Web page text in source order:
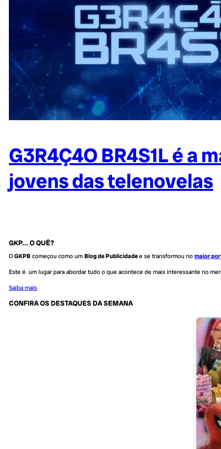
G3R4Ç4O BR4S1L é a
jovens das telenovelas
GKP... O QUÊ?
OGKPBcomeçou como umBlog de Publicidadee se transformou nomaior
Este é um lugar para abordar tudo o que acontece de mais interessante no
Saiba mais
CONFIRA OS DESTAQUES DA SEMANA